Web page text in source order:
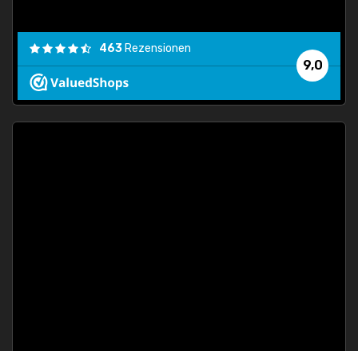
9,0
463 Rezensionen